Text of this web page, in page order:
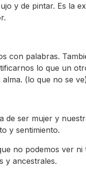
y de pintar. Es la
con palabras.
lo que un
(lo que no se
de ser mujer y
y sentimiento.
no podemos ver ni
y ancestrales.